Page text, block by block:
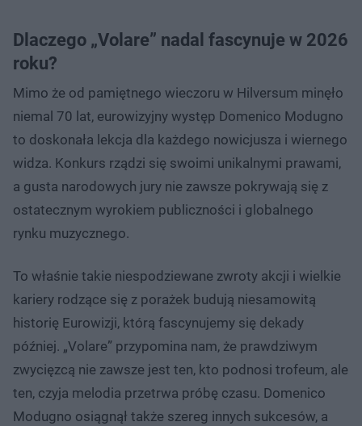
Dlaczego „Volare” nadal fascynuje w 2026
roku?
Mimo że od pamiętnego wieczoru w Hilversum minęło
niemal 70 lat, eurowizyjny występ Domenico Modugno
to doskonała lekcja dla każdego nowicjusza i wiernego
widza. Konkurs rządzi się swoimi unikalnymi prawami,
a gusta narodowych jury nie zawsze pokrywają się z
ostatecznym wyrokiem publiczności i globalnego
rynku muzycznego.
To właśnie takie niespodziewane zwroty akcji i wielkie
kariery rodzące się z porażek budują niesamowitą
historię Eurowizji, którą fascynujemy się dekady
później. „Volare” przypomina nam, że prawdziwym
zwycięzcą nie zawsze jest ten, kto podnosi trofeum, ale
ten, czyja melodia przetrwa próbę czasu. Domenico
Modugno osiągnął także szereg innych sukcesów, a